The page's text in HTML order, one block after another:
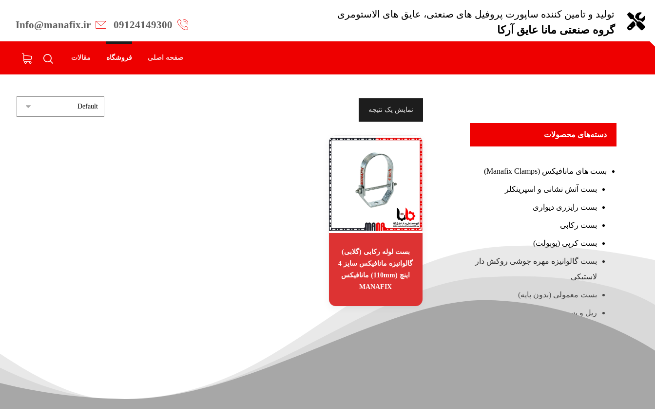
تولید و تامین کننده ساپورت پروفیل های صنعتی، عایق های الاستومری
گروه صنعتی مانا عایق آرکا Info@manafix.ir 09124149300
صفحه اصلی فروشگاه مقالات
نمایش یک نتیجه
بست لوله رکابی (گلابی)
گالوانیزه مانافیکس سایز 4
اینچ (110mm) مانافیکس
MANAFIX
دسته‌های محصولات
بست های مانافیکس (Manafix Clamps)
بست آتش نشانی و اسپرینکلر
بست رایزری دیواری
بست رکابی
بست کرپی (یوبولت)
بست گالوانیزه مهره جوشی روکش دار
لاستیکی
بست معمولی (بدون پایه)
ریل و بست چنگالی (سی چنل)